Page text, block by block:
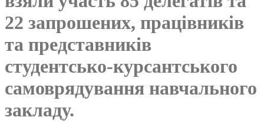
22 запрошених, працівників
та представників
студентсько-курсантського
самоврядування навчального
закладу.